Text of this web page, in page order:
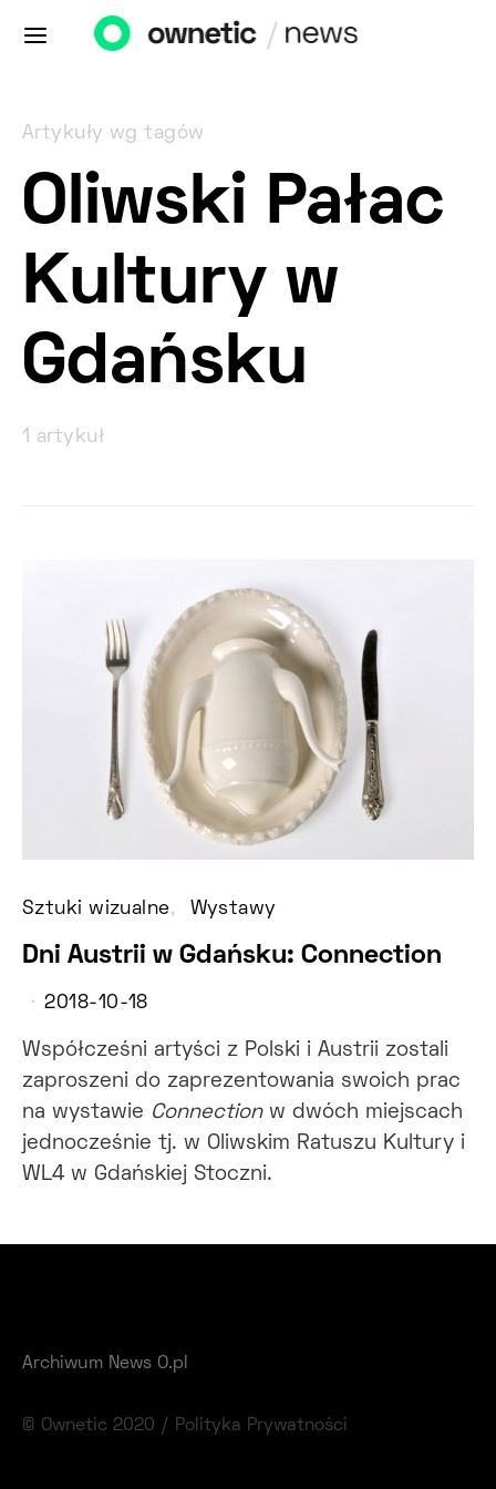
Artykuły wg tagów
Oliwski Pałac
Kultury w
Gdańsku
1 artykuł
Sztuki wizualne Wystawy
Dni Austrii w Gdańsku: Connection
2018-10-18
Współcześni artyści z Polski i Austrii zostali
zaproszeni do zaprezentowania swoich prac
na wystawie Connection w dwóch miejscach
jednocześnie tj. w Oliwskim Ratuszu Kultury i
WL4 w Gdańskiej Stoczni.
Archiwum News O.pl
© Ownetic 2020 / Polityka Prywatności